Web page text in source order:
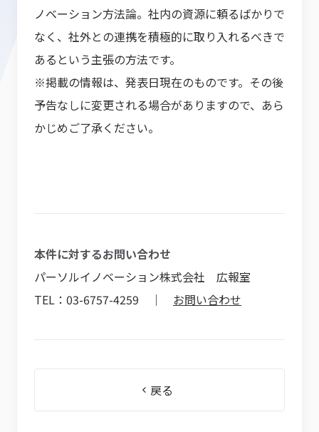
ノベーション方法論。社内の資源に頼るばかりで
なく、社外との連携を積極的に取り入れるべきで
あるという主張の方法です。
※掲載の情報は、発表日現在のものです。その後
予告なしに変更される場合がありますので、あら
かじめご了承ください。
本件に対するお問い合わせ
パーソルイノベーション株式会社 広報室
TEL：03-6757-4259 ｜ お問い合わせ
戻る